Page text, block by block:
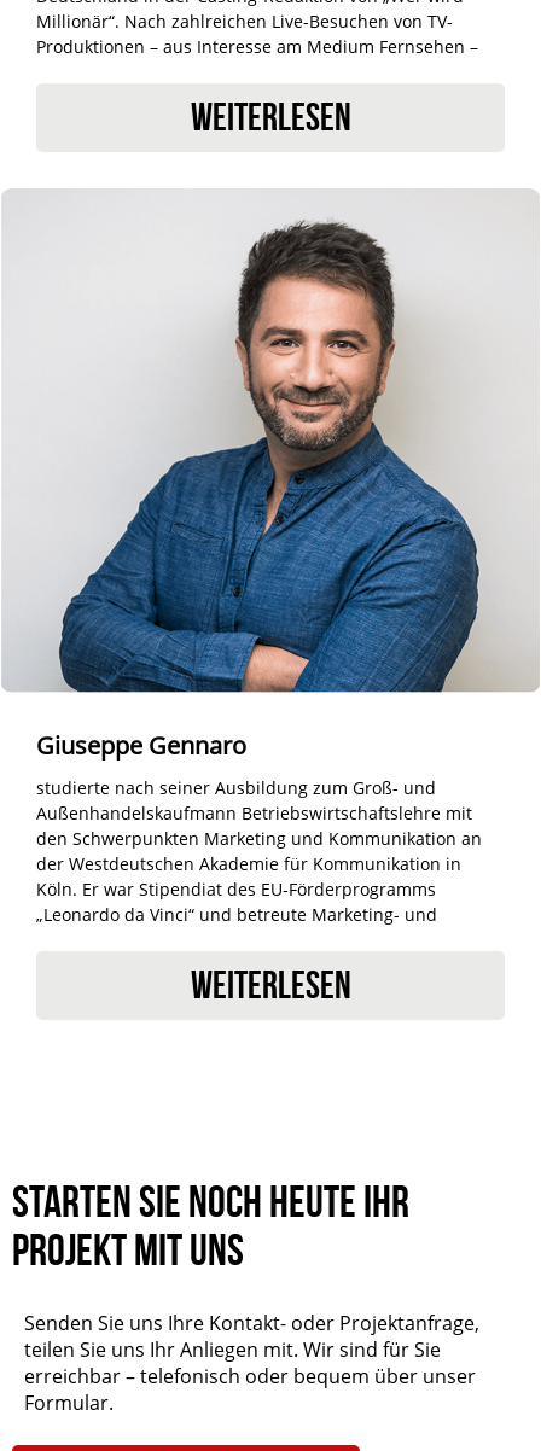
Millionär“. Nach zahlreichen Live-Besuchen von TV-
Produktionen – aus Interesse am Medium Fernsehen –
Promikativ, die sich auf die Vermarktung von
Prominenten (u.a. Kai Pflaume) spezialisiert hat. Dort
Als Geschäftsführer von FAMEONME Casting ist Andreas
Donat schwerpunktmäßig für die Projekt-Leitung
(Fernsehen) sowie für alle im Zusammenhang mit dem
Online-Portal stehenden Aufgaben verantwortlich.
WEITERLESEN
Giuseppe Gennaro
studierte nach seiner Ausbildung zum Groß- und
Außenhandelskaufmann Betriebswirtschaftslehre mit
den Schwerpunkten Marketing und Kommunikation an
der Westdeutschen Akademie für Kommunikation in
Köln. Er war Stipendiat des EU-Förderprogramms
„Leonardo da Vinci“ und betreute Marketing- und
WEITERLESEN
Starten Sie noch heute Ihr
Projekt mit uns
Senden Sie uns Ihre Kontakt- oder Projektanfrage,
teilen Sie uns Ihr Anliegen mit. Wir sind für Sie
erreichbar – telefonisch oder bequem über unser
Formular.